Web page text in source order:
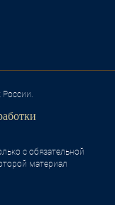
России.
с обязательной
материал